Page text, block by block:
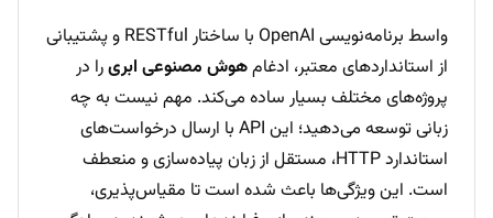
واسط برنامه‌نویسی OpenAI با ساختار RESTful و پشتیبانی
از استانداردهای معتبر، ادغامهوش مصنوعی ابریرا در
پروژه‌های مختلف بسیار ساده می‌کند. مهم نیست به چه
زبانی توسعه می‌دهید؛ این API با ارسال درخواست‌های
استاندارد HTTP، مستقل از زبان پیاده‌سازی و منعطف
است. این ویژگی‌ها باعث شده است تا مقیاس‌پذیری،